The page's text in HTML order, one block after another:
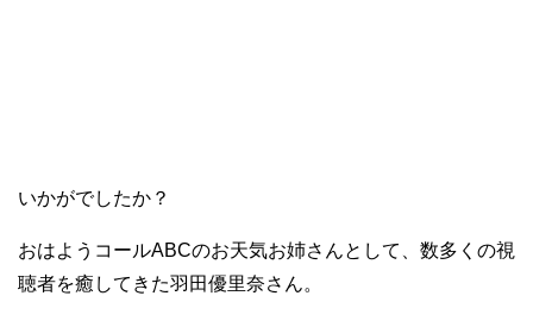
いかがでしたか？
おはようコールABCのお天気お姉さんとして、数多くの視
聴者を癒してきた羽田優里奈さん。